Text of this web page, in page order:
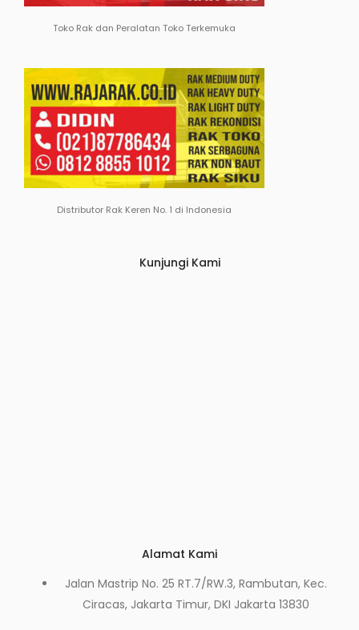
Toko Rak dan Peralatan Toko Terkemuka
Distributor Rak Keren No. 1 di Indonesia
Kunjungi Kami
Alamat Kami
Jalan Mastrip No. 25 RT.7/RW.3, Rambutan, Kec.
Ciracas, Jakarta Timur, DKI Jakarta 13830